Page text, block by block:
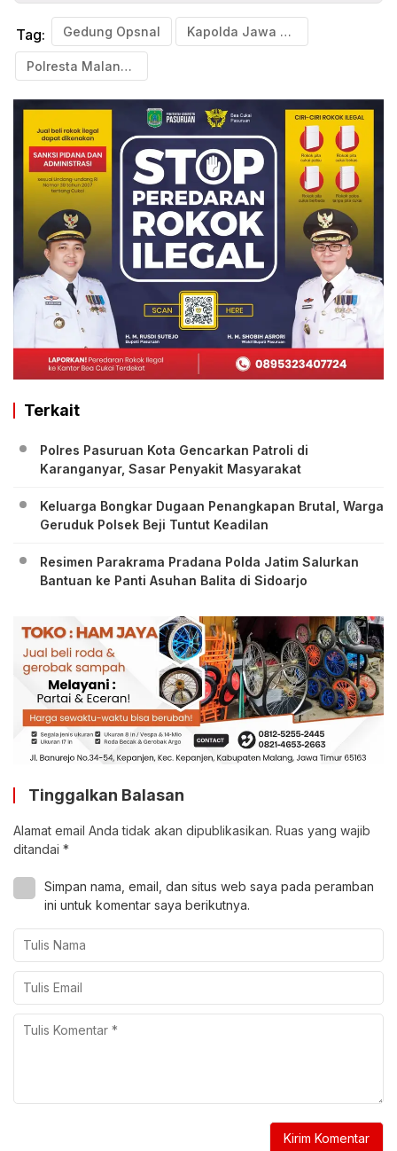
Tag: Gedung Opsnal Kapolda Jawa Timur
Polresta Malang Kota
Terkait
Polres Pasuruan Kota Gencarkan Patroli di
Karanganyar, Sasar Penyakit Masyarakat
Keluarga Bongkar Dugaan Penangkapan Brutal, Warga
Geruduk Polsek Beji Tuntut Keadilan
Resimen Parakrama Pradana Polda Jatim Salurkan
Bantuan ke Panti Asuhan Balita di Sidoarjo
Tinggalkan Balasan
Alamat email Anda tidak akan dipublikasikan. Ruas yang wajib
ditandai *
Simpan nama, email, dan situs web saya pada peramban
ini untuk komentar saya berikutnya.